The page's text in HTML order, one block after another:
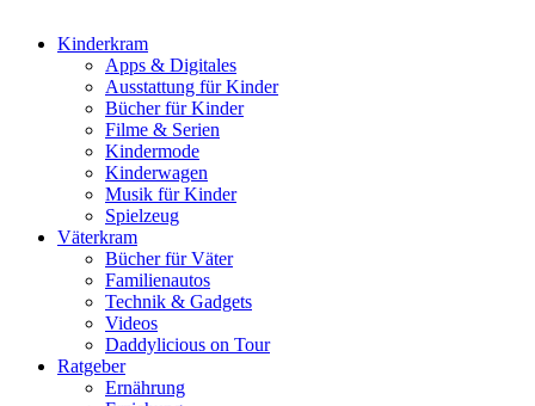
Kinderkram
Apps & Digitales
Ausstattung für Kinder
Bücher für Kinder
Filme & Serien
Kindermode
Kinderwagen
Musik für Kinder
Spielzeug
Väterkram
Bücher für Väter
Familienautos
Technik & Gadgets
Videos
Daddylicious on Tour
Ratgeber
Ernährung